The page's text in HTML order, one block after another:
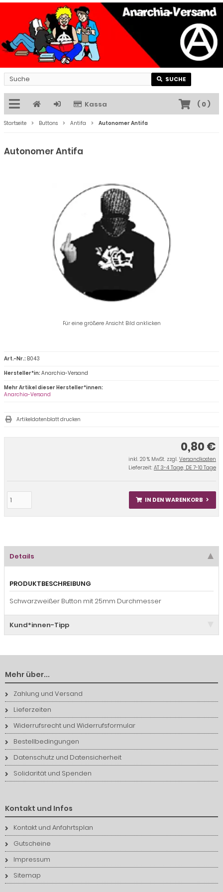
SUCHE
Kassa ( 0)
Startseite Buttons Antifa Autonomer Antifa
Autonomer Antifa
Für eine größere Ansicht Bild anklicken
0,80 €
inkl. 20 % MwSt. zzgl. Versandkosten
Lieferzeit: AT 3-4 Tage, DE 7-10 Tage
IN DEN WARENKORB
Art.-Nr.: B043
Hersteller*in:Anarchia-Versand
Mehr Artikel dieser Hersteller*innen:
Anarchia-Versand
Artikeldatenblatt drucken
Details
PRODUKTBESCHREIBUNG
Schwarzweißer Button mit 25mm Durchmesser
Kund*innen-Tipp
Mehr über...
Zahlung und Versand
Lieferzeiten
Widerrufsrecht und Widerrufsformular
Bestellbedingungen
Datenschutz und Datensicherheit
Solidarität und Spenden
Kontakt und Infos
Kontakt und Anfahrtsplan
Gutscheine
Impressum
Sitemap